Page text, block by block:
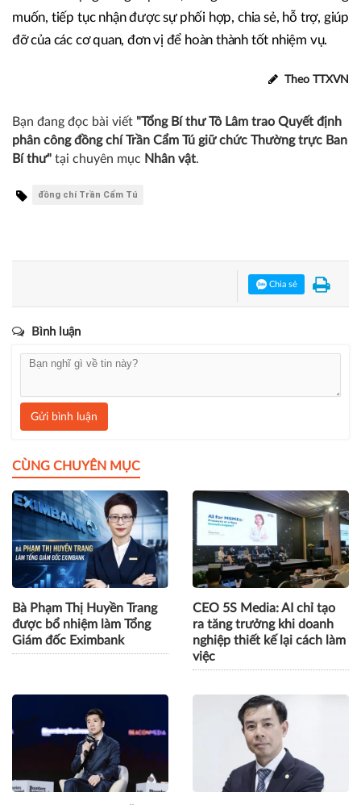
muốn, tiếp tục nhận được sự phối hợp, chia sẻ, hỗ trợ, giúp
đỡ của các cơ quan, đơn vị để hoàn thành tốt nhiệm vụ.
Theo TTXVN
Bạn đang đọc bài viết "Tổng Bí thư Tô Lâm trao Quyết định
phân công đồng chí Trần Cẩm Tú giữ chức Thường trực Ban
Bí thư" tại chuyên mục Nhân vật.
đồng chí Trần Cẩm Tú
Chia sẻ
Bình luận
Gửi bình luận
CÙNG CHUYÊN MỤC
Bà Phạm Thị Huyền Trang
được bổ nhiệm làm Tổng
Giám đốc Eximbank
CEO 5S Media: AI chỉ tạo
ra tăng trưởng khi doanh
nghiệp thiết kế lại cách làm
việc